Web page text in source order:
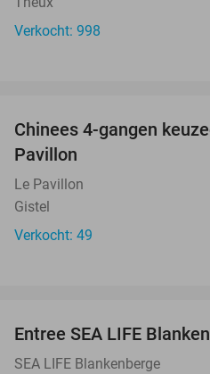
Verkocht: 998
Chinees 4-gangen
Pavillon
Le Pavillon
Gistel
Verkocht: 49
Entree SEA LIFE
SEA LIFE Blankenberge